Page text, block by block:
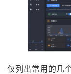
仅列出常用的几